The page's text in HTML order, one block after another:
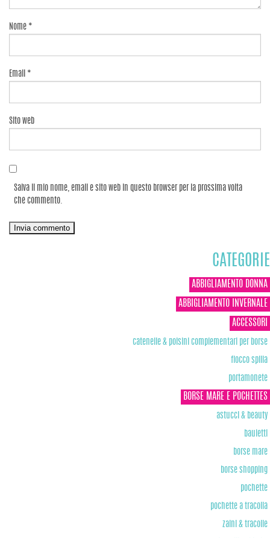
Nome *
Email *
Sito web
Salva il mio nome, email e sito web in questo browser per la prossima volta
che commento.
CATEGORIE
ABBIGLIAMENTO DONNA
ABBIGLIAMENTO INVERNALE
ACCESSORI
catenelle & polsini complementari per borse
fiocco spilla
portamonete
BORSE MARE E POCHETTES
astucci & beauty
bauletti
borse mare
borse shopping
pochette
pochette a tracolla
zaini & tracolle